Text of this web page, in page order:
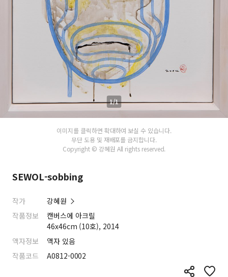
1/1
이미지를 클릭하면 확대하여 보실 수 있습니다.
무단 도용 및 재배포를 금지합니다.
Copyright © 강혜원 All rights reserved.
SEWOL-sobbing
작가
강혜원
작품정보
캔버스에 아크릴
46x46cm (10호), 2014
액자정보
액자 있음
작품코드
A0812-0002